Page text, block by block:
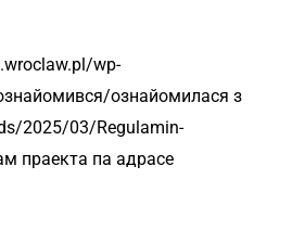
wp-
ознайомилася з
2025/03/Regulamin-
праекта па адрасе